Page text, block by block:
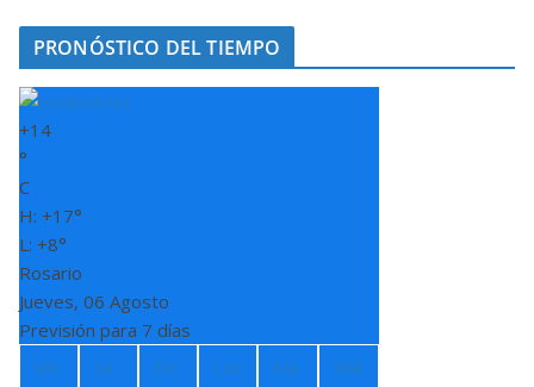
PRONÓSTICO DEL TIEMPO
+14
°
C
H: +17°
L: +8°
Rosario
Jueves, 06 Agosto
Previsión para 7 días
Vie
Sá
Do
Lun
Ma
Mié